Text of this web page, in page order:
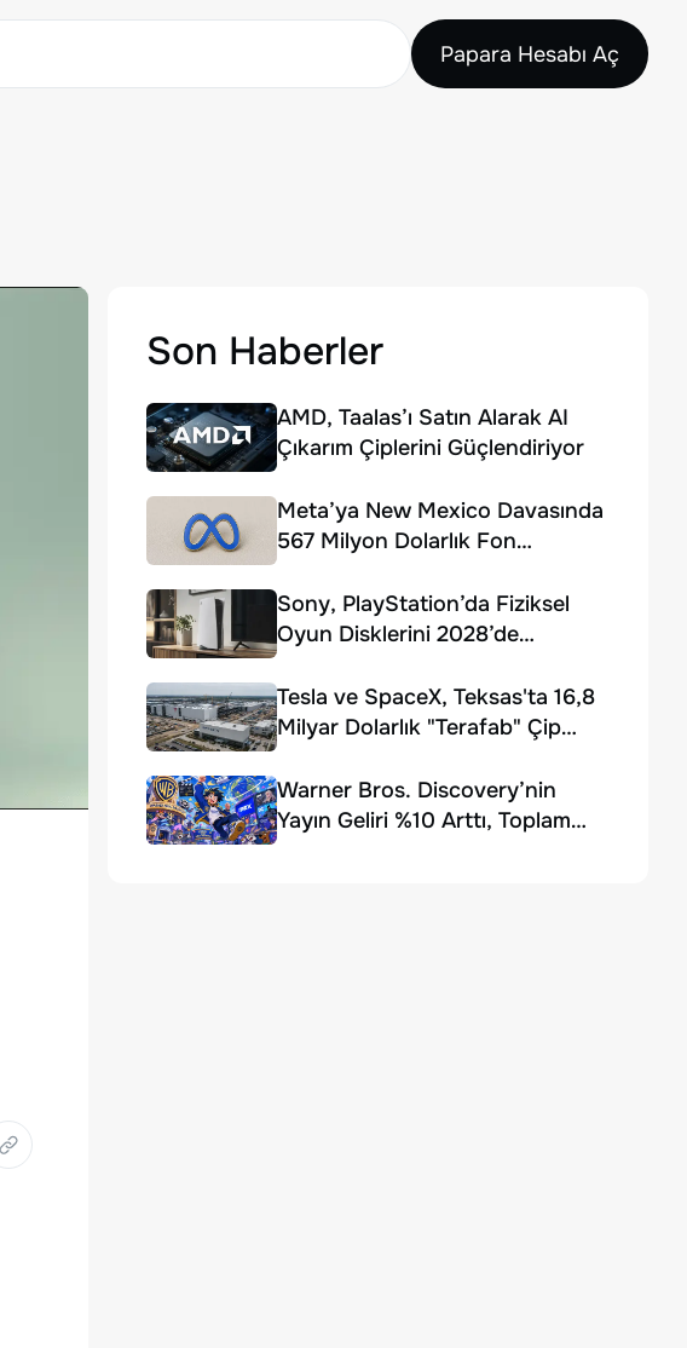
Papara Hesabı Aç
Son Haberler
AMD, Taalas’ı Satın Alarak AI
Çıkarım Çiplerini Güçlendiriyor
Meta’ya New Mexico Davasında
567 Milyon Dolarlık Fon
Sony, PlayStation’da Fiziksel
Oyun Disklerini 2028’de
Tesla ve SpaceX, Teksas'ta 16,8
Milyar Dolarlık "Terafab" Çip
Warner Bros. Discovery’nin
Yayın Geliri %10 Arttı, Toplam